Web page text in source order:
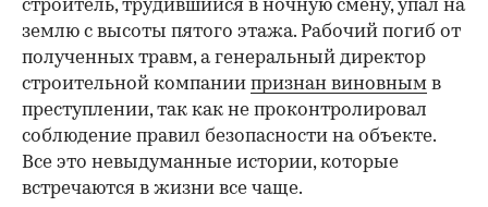
строитель, трудившийся в ночную смену, упал на
землю с высоты пятого этажа. Рабочий погиб от
полученных травм, а генеральный директор
строительной компании признан виновным в
преступлении, так как не проконтролировал
соблюдение правил безопасности на объекте.
Все это невыдуманные истории, которые
встречаются в жизни все чаще.